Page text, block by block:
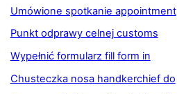
Umówione spotkanie appointment
Punkt odprawy celnej customs
Wypełnić formularz fill form in
Chusteczka nosa handkerchief do